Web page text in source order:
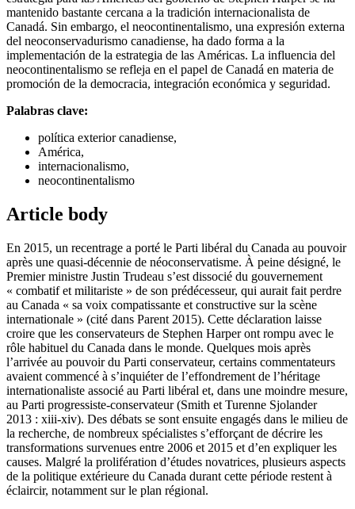
mantenido bastante cercana a la tradición internacionalista de
Canadá. Sin embargo, el neocontinentalismo, una expresión externa
del neoconservadurismo canadiense, ha dado forma a la
implementación de la estrategia de las Américas. La influencia del
neocontinentalismo se refleja en el papel de Canadá en materia de
promoción de la democracia, integración económica y seguridad.
Palabras clave:
política exterior canadiense,
América,
internacionalismo,
neocontinentalismo
Article body
En 2015, un recentrage a porté le Parti libéral du Canada au pouvoir
après une quasi-décennie de néoconservatisme. À peine désigné, le
Premier ministre Justin Trudeau s’est dissocié du gouvernement
« combatif et militariste » de son prédécesseur, qui aurait fait perdre
au Canada « sa voix compatissante et constructive sur la scène
internationale » (cité dans Parent 2015). Cette déclaration laisse
croire que les conservateurs de Stephen Harper ont rompu avec le
rôle habituel du Canada dans le monde. Quelques mois après
l’arrivée au pouvoir du Parti conservateur, certains commentateurs
avaient commencé à s’inquiéter de l’effondrement de l’héritage
internationaliste associé au Parti libéral et, dans une moindre mesure,
au Parti progressiste-conservateur (Smith et Turenne Sjolander
2013 : xiii-xiv). Des débats se sont ensuite engagés dans le milieu de
la recherche, de nombreux spécialistes s’efforçant de décrire les
transformations survenues entre 2006 et 2015 et d’en expliquer les
causes. Malgré la prolifération d’études novatrices, plusieurs aspects
de la politique extérieure du Canada durant cette période restent à
éclaircir, notamment sur le plan régional.